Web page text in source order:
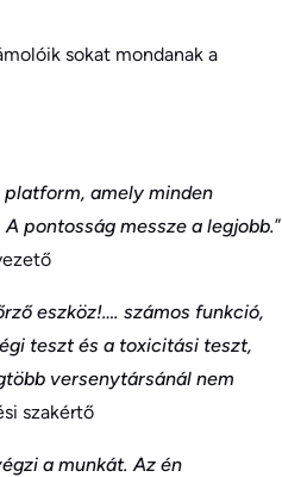
sokat mondanak a
amely minden
pontosság messze a legjobb.”
eszköz!…. számos funkció,
teszt és a toxicitási teszt,
versenytársánál nem
szakértő
a munkát. Az én